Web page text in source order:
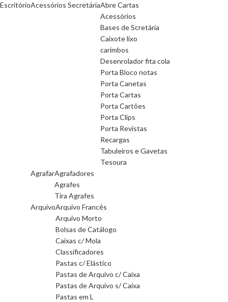
EscritórioAcessórios SecretáriaAbre Cartas
Acessórios
Bases de Scretária
Caixote lixo
carimbos
Desenrolador fita cola
Porta Bloco notas
Porta Canetas
Porta Cartas
Porta Cartões
Porta Clips
Porta Revistas
Recargas
Tabuleiros e Gavetas
Tesoura
AgrafarAgrafadores
Agrafes
Tira Agrafes
ArquivoArquivo Francês
Arquivo Morto
Bolsas de Catálogo
Caixas c/ Mola
Classificadores
Pastas c/ Elástico
Pastas de Arquivo c/ Caixa
Pastas de Arquivo s/ Caixa
Pastas em L